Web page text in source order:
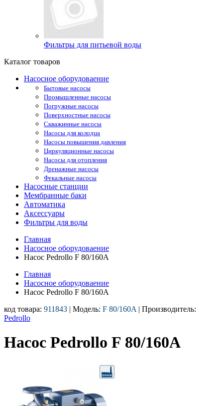
Фильтры для питьевой воды
Каталог товаров
Насосное оборудоваение
Бытовые насосы
Промышленные насосы
Погружные насосы
Поверхностные насосы
Скважинные насосы
Насосы для колодца
Насосы повышения давления
Циркуляционные насосы
Насосы для отопления
Дренажные насосы
Фекальные насосы
Насосные станции
Мембранные баки
Автоматика
Аксессуары
Фильтры для воды
Главная
Насосное оборудоваение
Насос Pedrollo F 80/160A
Главная
Насосное оборудоваение
Насос Pedrollo F 80/160A
код товара: 911843 | Модель: F 80/160A | Производитель:
Pedrollo
Насос Pedrollo F 80/160A